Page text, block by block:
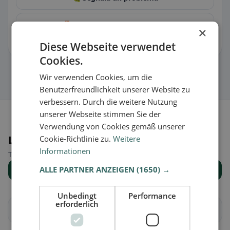
🏪 Rivendica la scheda gratis
Così puoi gestire orari, menu e informazioni.
Luoghi nelle vicinanze
Trova il luogo giusto per la tua ricerca di ristoranti.
Mostra tutti i luoghi
×
Diese Webseite verwendet
Cookies.
Wir verwenden Cookies, um die
Benutzerfreundlichkeit unserer Website zu
verbessern. Durch die weitere Nutzung
unserer Webseite stimmen Sie der
Verwendung von Cookies gemäß unserer
Cookie-Richtlinie zu.Weitere
Informationen
ALLE PARTNER ANZEIGEN(1650) →
Unbedingt
erforderlich
Performance